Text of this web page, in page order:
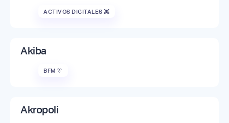
ACTIVOS DIGITALES 👾
Akiba
BFM 👔
Akropoli